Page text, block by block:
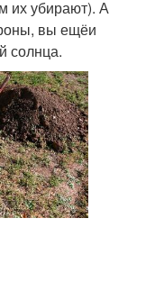
их убирают). А
вы ещёи
солнца.